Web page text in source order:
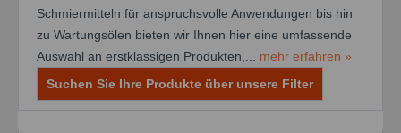
Schmiermitteln für anspruchsvolle Anwendungen bis hin
zu Wartungsölen bieten wir Ihnen hier eine umfassende
Auswahl an erstklassigen Produkten,... mehr erfahren »
Suchen Sie Ihre Produkte über unsere Filter